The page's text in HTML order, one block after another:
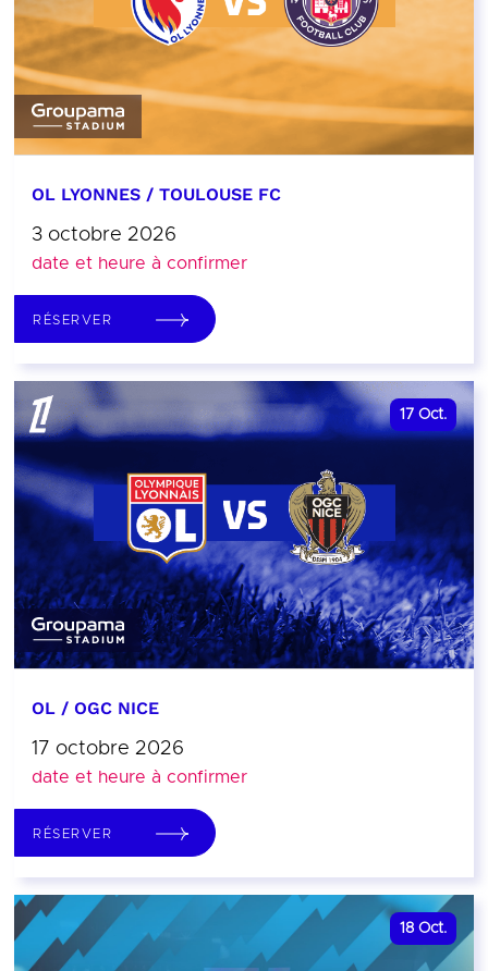
OL LYONNES / TOULOUSE FC
3 octobre 2026
date et heure à confirmer
RÉSERVER
17 Oct.
OL / OGC NICE
17 octobre 2026
date et heure à confirmer
RÉSERVER
18 Oct.